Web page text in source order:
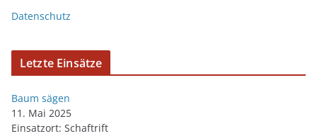
Datenschutz
Letzte Einsätze
Baum sägen
11. Mai 2025
Einsatzort: Schaftrift